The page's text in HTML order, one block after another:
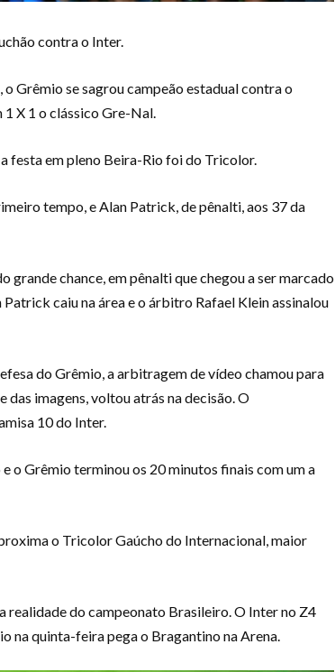
contra o Inter.
Grêmio se sagrou campeão estadual contra o
X 1 o clássico Gre-Nal.
festa em pleno Beira-Rio foi do Tricolor.
tempo, e Alan Patrick, de pênalti, aos 37 da
chance, em pênalti que chegou a ser marcado
caiu na área e o árbitro Rafael Klein assinalou
do Grêmio, a arbitragem de vídeo chamou para
das imagens, voltou atrás na decisão. O
10 do Inter.
o Grêmio terminou os 20 minutos finais com um a
o Tricolor Gaúcho do Internacional, maior
realidade do campeonato Brasileiro. O Inter no Z4
na quinta-feira pega o Bragantino na Arena.